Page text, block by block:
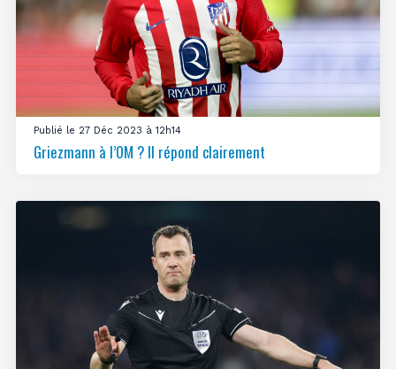
Publié le 27 Déc 2023 à 12h14
Griezmann à l’OM ? Il répond clairement